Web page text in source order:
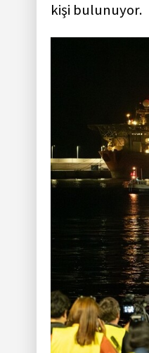
kişi bulunuyor.